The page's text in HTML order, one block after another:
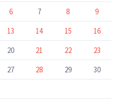
6 7 8
9
13 14 15
16
20 21 22
23
27 28 29
30